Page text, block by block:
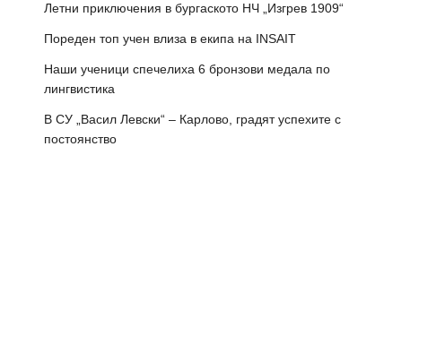
Летни приключения в бургаското НЧ „Изгрев 1909“
Пореден топ учен влиза в екипа на INSAIT
Наши ученици спечелиха 6 бронзови медала по
лингвистика
В СУ „Васил Левски“ – Карлово, градят успехите с
постоянство